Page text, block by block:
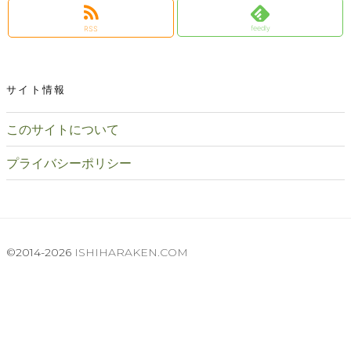
RSS feedly
サイト情報
このサイトについて
プライバシーポリシー
©2014-2026 ISHIHARAKEN.COM